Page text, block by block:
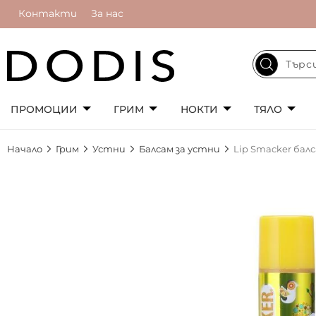
Контакти За нас
ПРОМОЦИИ ГРИМ НОКТИ ТЯЛО
Начало Грим Устни Балсам за устни Lip Smacker